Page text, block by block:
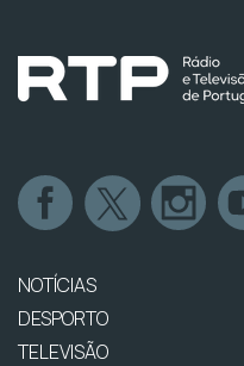
NOTÍCIAS
DESPORTO
TELEVISÃO